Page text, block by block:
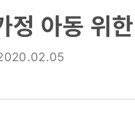
정 아동 위